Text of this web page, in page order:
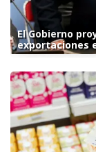
El Gobierno
exportaciones